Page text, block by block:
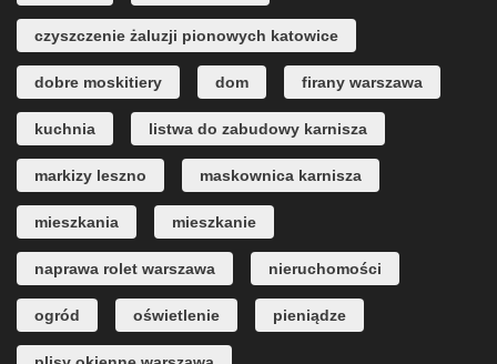
czyszczenie żaluzji pionowych katowice
dobre moskitiery dom firany warszawa
kuchnia listwa do zabudowy karnisza
markizy leszno maskownica karnisza
mieszkania mieszkanie
naprawa rolet warszawa nieruchomości
ogród oświetlenie pieniądze